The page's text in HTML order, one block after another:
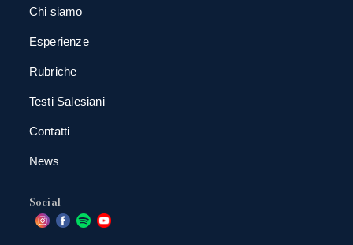
Chi siamo
Esperienze
Rubriche
Testi Salesiani
Contatti
News
Social